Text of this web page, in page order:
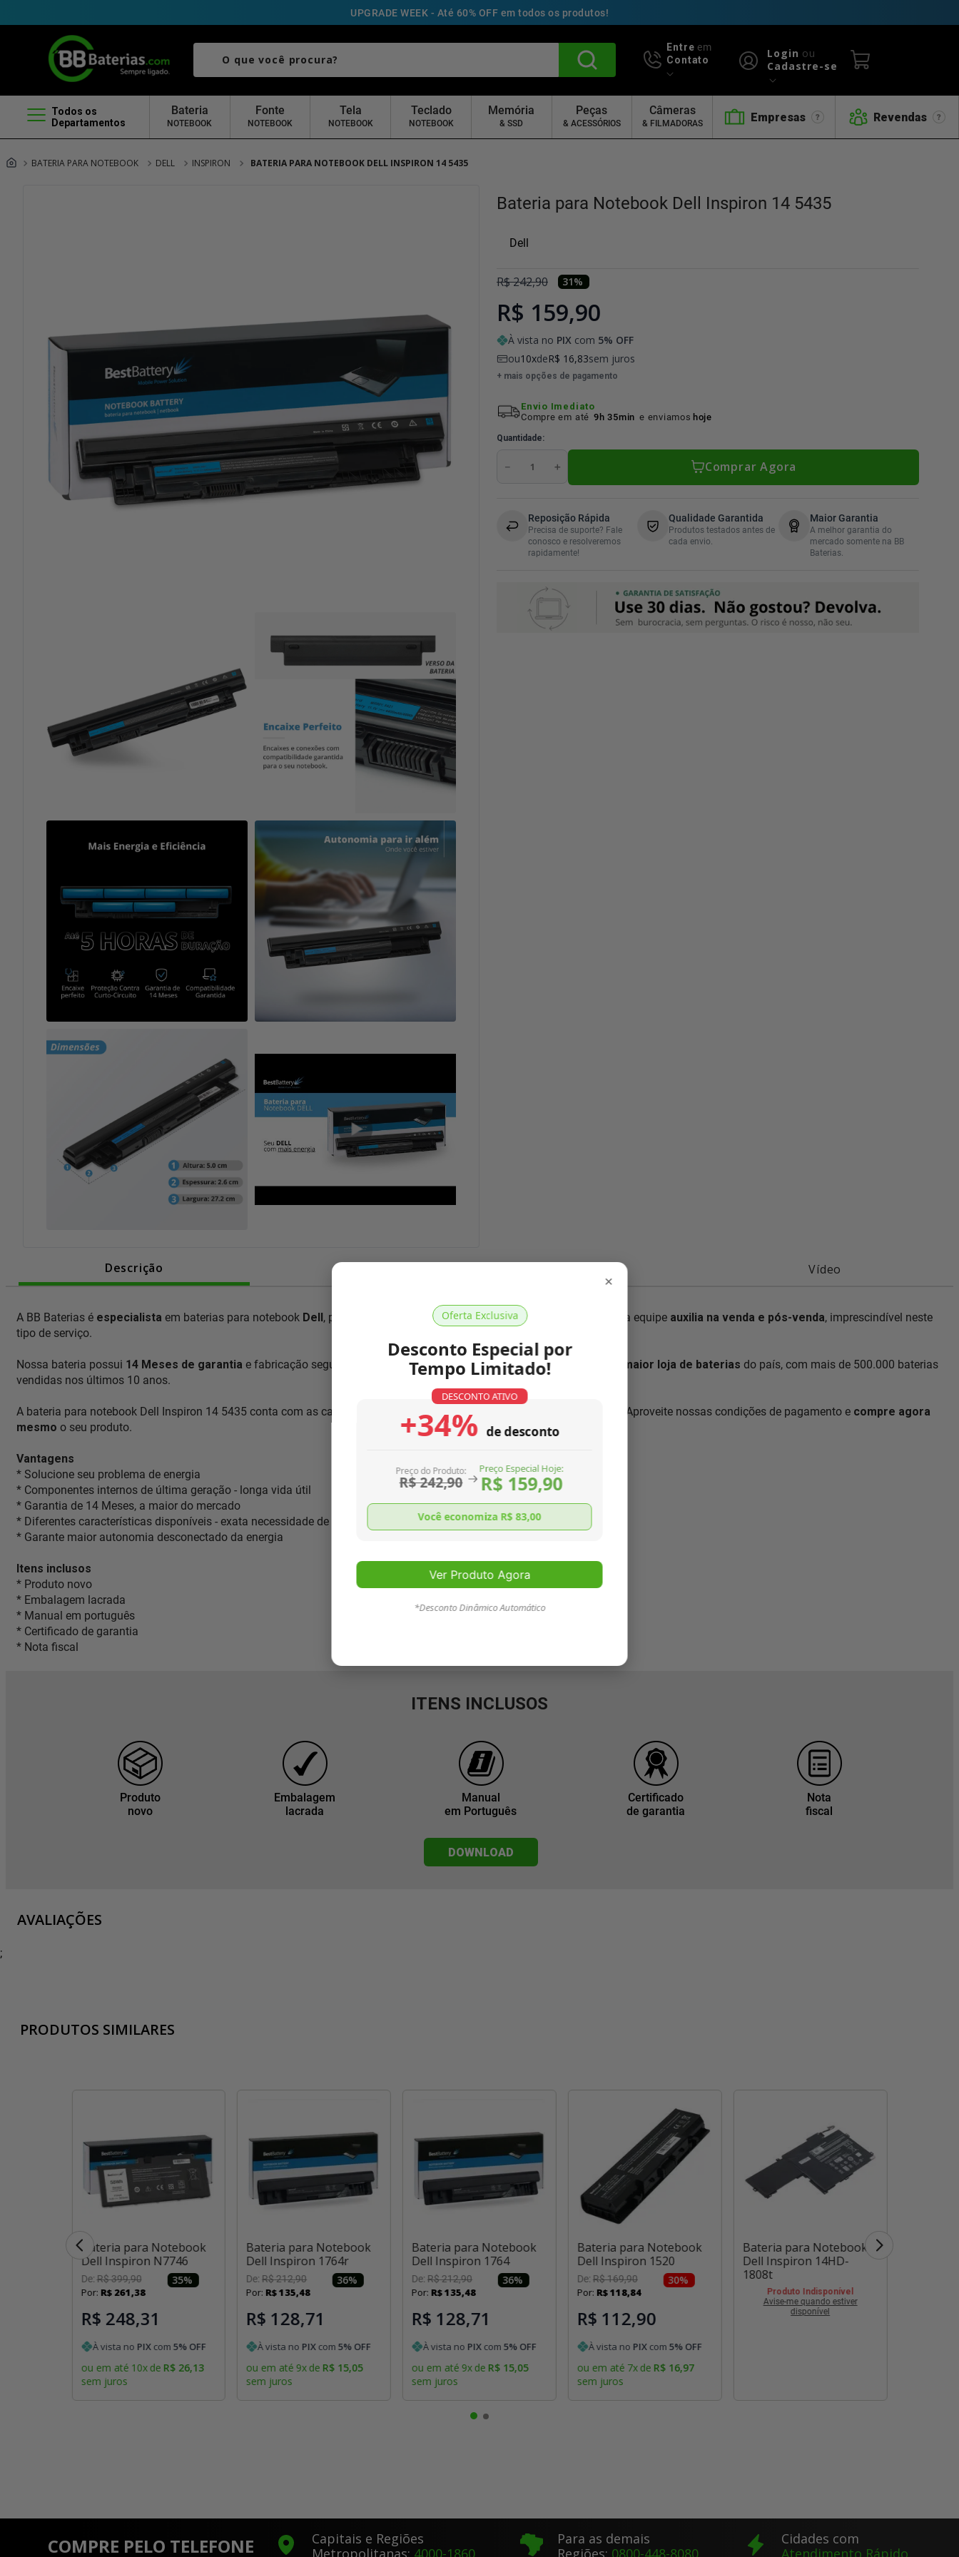
UPGRADE WEEK - Até 60% OFF em todos os produtos!
×
Oferta Exclusiva
Desconto Especial por
Tempo Limitado!
DESCONTO ATIVO
+34% de desconto
Preço do Produto:
R$ 242,90
Preço Especial Hoje:
R$ 159,90
Você economiza R$83,00
Ver Produto Agora
*Desconto Dinâmico Automático
O que você procura? Entre em
Contato
Login ou
Cadastre-se
Todos os
Departamentos
Bateria
NOTEBOOK
Fonte
NOTEBOOK
Tela
NOTEBOOK
Teclado
NOTEBOOK
Memória
& SSD
Peças
& ACESSÓRIOS
Câmeras
& FILMADORAS Empresas Revendas
BATERIA PARA NOTEBOOK DELL INSPIRON BATERIA PARA NOTEBOOK DELL INSPIRON 14 5435
Bateria para Notebook Dell Inspiron 14 5435
Dell
R$242,90 31%
R$ 159,90
À vista no PIX com 5% OFF
ou10 deR$ 16,83sem juros
+ mais opções de pagamento
Envio Imediato
Compre em até 9h 35min e enviamos hoje
Quantidade
＋
－ Comprar Agora
Reposição Rápida
Precisa de suporte? Fale
conosco e resolveremos
rapidamente!
Qualidade Garantida
Produtos testados antes de
cada envio.
Maior Garantia
A melhor garantia do
mercado somente na BB
Baterias.
Descrição Vídeo
A BB Baterias é especialista em baterias para notebook Dell, pois conhecemos cada detalhe dos nossos produtos. Nossa equipe auxilia na venda e pós-venda, imprescindível neste
tipo de serviço.
Nossa bateria possui 14 Meses de garantia e fabricação segundo normas ISO 9001:2000, única no mercado. Somos a maior loja de baterias do país, com mais de 500.000 baterias
vendidas nos últimos 10 anos.
A bateria para notebook Dell Inspiron 14 5435 conta com as características necessárias para . Aproveite nossas condições de pagamento e compre agora
mesmo o seu produto.
Vantagens
* Solucione seu problema de energia
* Componentes internos de última geração - longa vida útil
* Garantia de 14 Meses, a maior do mercado
* Diferentes características disponíveis - exata necessidade de seu aparelho
* Garante maior autonomia desconectado da energia
Itens inclusos
* Produto novo
* Embalagem lacrada
* Manual em português
* Certificado de garantia
* Nota fiscal
ITENS INCLUSOS
Produto
novo
Embalagem
lacrada
Manual
em Português
DOWNLOAD
Certificado
de garantia
Nota
fiscal
AVALIAÇÕES
;
PRODUTOS SIMILARES
Bateria para Notebook
Dell Inspiron N7746
De:R$399,90 35%
Por: R$ 261,38
R$ 248,31
À vista no PIXcom 5% OFF
ou em até 10xde R$ 26,13
sem juros
Bateria para Notebook
Dell Inspiron 1764r
De:R$212,90 36%
Por: R$135,48
R$ 128,71
À vista no PIXcom5% OFF
ou em até 9xde R$ 15,05
sem juros
Bateria para Notebook
Dell Inspiron 1764
De:R$212,90 36%
Por: R$135,48
R$ 128,71
À vista no PIXcom5% OFF
ou em até 9xde R$ 15,05
sem juros
Bateria para Notebook
Dell Inspiron 1520
De: R$169,90 30%
Por: R$118,84
R$ 112,90
À vista no PIXcom 5% OFF
ou em até 7xde R$ 16,97
sem juros
Bateria para Notebook
Dell Inspiron 14HD-
1808t
Produto Indisponível
Avise-me quando estiver
disponível
COMPRE PELO TELEFONE
Capitais e Regiões
Metropolitanas: 4000-1860
Para as demais
Regiões: 0800-448-8080
Cidades com
Atendimento Rápido